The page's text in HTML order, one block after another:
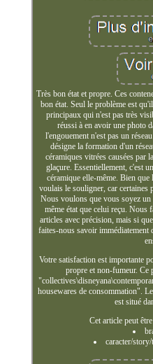
Très bon état et propre. Ces
bon état. Seul le problème est
principaux qui n'est pas très
réussi à en avoir une photo
l'engouement n'est pas un
désigne la formation d'un
céramiques vitrées causées par
glaçure. Essentiellement, c'est
céramique elle-même. Bien
voulais le souligner, car certaines
Nous voulons que vous soyez
même état que celui reçu. Nous
articles avec précision, mais si
faites-nous savoir
Votre satisfaction est importante
propre et non-fumeur. Ce
housewares de consommation".
est situé
Cet article peut
caracter/